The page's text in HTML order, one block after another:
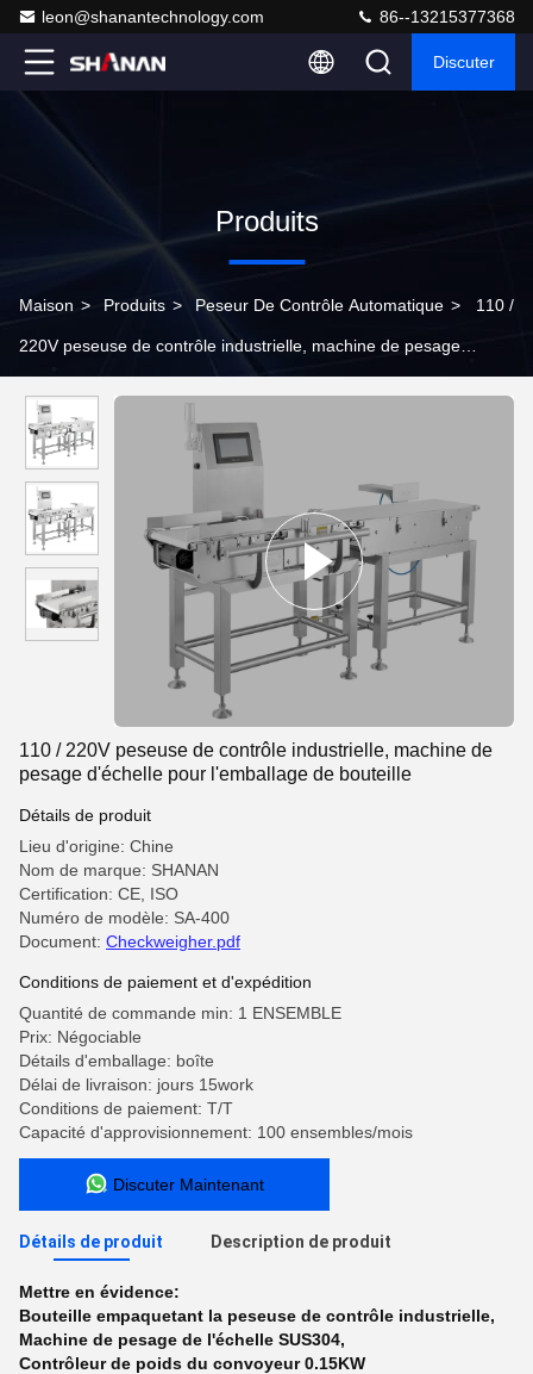
leon@shanantechnology.com 86--13215377368
Discuter
Produits
Maison > Produits > Peseur De Contrôle Automatique > 110 /
220V peseuse de contrôle industrielle, machine de pesage
110 / 220V peseuse de contrôle industrielle, machine de
pesage d'échelle pour l'emballage de bouteille
Détails de produit
Lieu d'origine: Chine
Nom de marque: SHANAN
Certification: CE, ISO
Numéro de modèle: SA-400
Document: Checkweigher.pdf
Conditions de paiement et d'expédition
Quantité de commande min: 1 ENSEMBLE
Prix: Négociable
Détails d'emballage: boîte
Délai de livraison: jours 15work
Conditions de paiement: T/T
Capacité d'approvisionnement: 100 ensembles/mois
Discuter Maintenant
Détails de produit Description de produit
Mettre en évidence:
Bouteille empaquetant la peseuse de contrôle industrielle,
Machine de pesage de l'échelle SUS304,
Contrôleur de poids du convoyeur 0.15KW